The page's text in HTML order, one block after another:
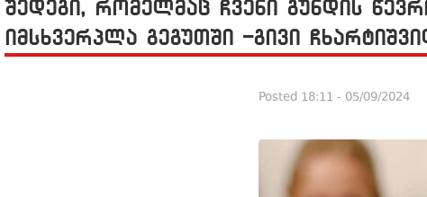
შედეგი, რომელმაც ჩვენი გუნდის
იმსხვერპლა გეგუთში -გივი
Posted 18:11 - 05/09/2024